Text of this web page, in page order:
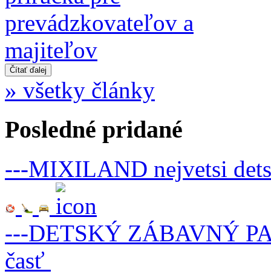
» všetky články
Posledné pridané
---MIXILAND nejvetsi
---DETSKÝ ZÁBAVNÝ
časť